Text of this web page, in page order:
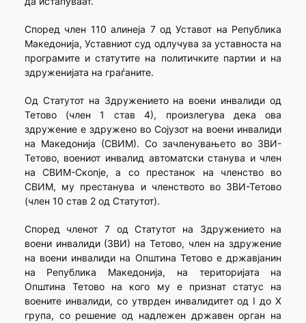
Според член 110 алинеја 7 од Уставот на Република
Македонија, Уставниот суд одлучува за уставноста на
програмите и статутите на политичките партии и на
здруженијата на граѓаните.
Од Статутот на Здружението на воени инвалиди од
Тетово (член 1 став 4), произлегува дека ова
здружение е здружено во Сојузот на воени инвалиди
на Македонија (СВИМ). Со зачленувањето во ЗВИ-
Тетово, воениот инвалид автоматски станува и член
на СВИМ-Скопје, а со престанок на членство во
СВИМ, му престанува и членството во ЗВИ-Тетово
(член 10 став 2 од Статутот).
Според членот 7 од Статутот на Здружението на
воени инвалиди (ЗВИ) на Тетово, член на здружение
на воени инвалиди на Општина Тетово е државјанин
на Република Македонија, на територијата на
Општина Тетово на кого му е признат статус на
воените инвалиди, со утврден инвалидитет од I до X
група, со решение од надлежен државен орган на